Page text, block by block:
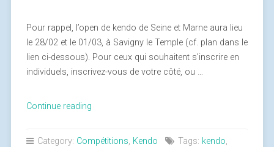
Pour rappel, l’open de kendo de Seine et Marne aura lieu
le 28/02 et le 01/03, à Savigny le Temple (cf. plan dans le
lien ci-dessous). Pour ceux qui souhaitent s’inscrire en
individuels, inscrivez-vous de votre côté, ou …
Continue reading
Seine
Category: Compétitions, Kendo Tags: kendo,